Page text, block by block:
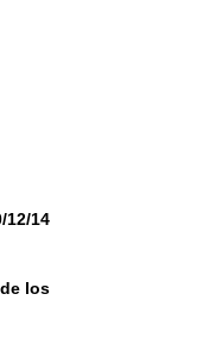
12/14
los